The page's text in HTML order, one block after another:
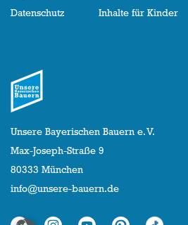
Datenschutz
Inhalte für Kinder
Unsere Bayerischen Bauern e. V.
Max-Joseph-Straße 9
80333 München
info@unsere-bauern.de